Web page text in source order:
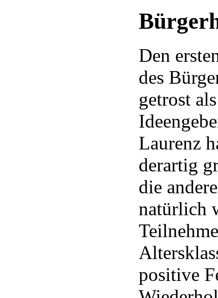
Den
des
getrost
Laurenz
derartig
die
natürlich
positive